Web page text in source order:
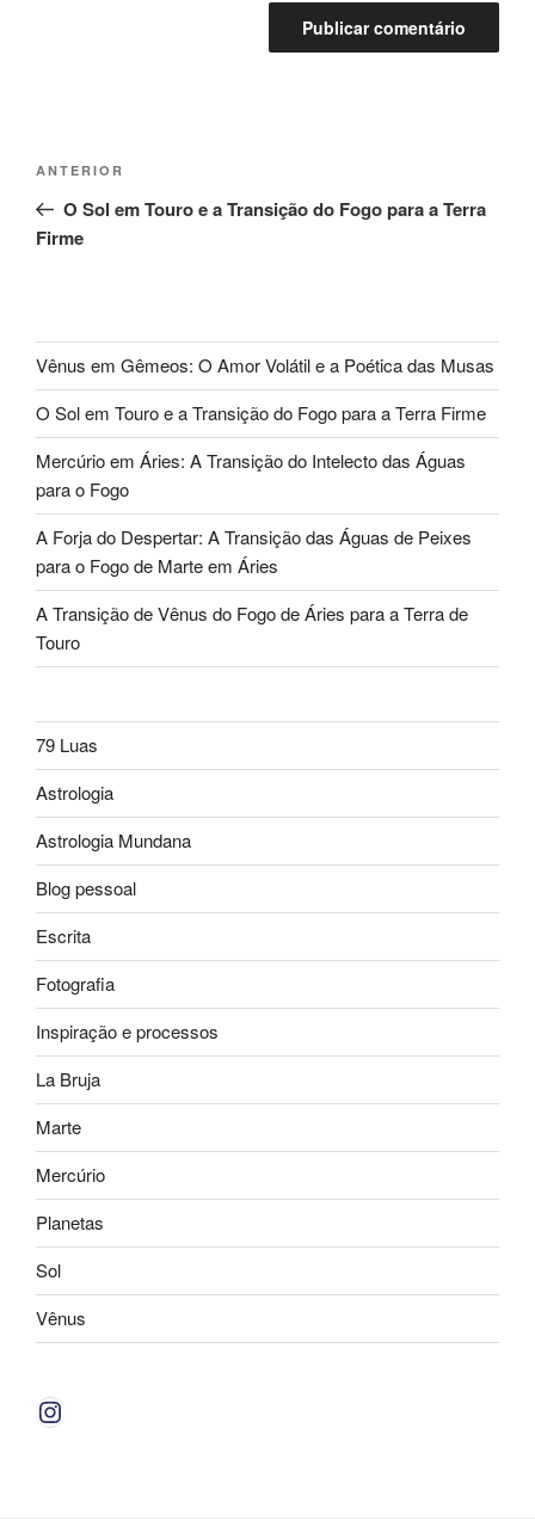
Post
Post
anterior
ANTERIOR
O Sol em Touro e a Transição do Fogo para a Terra
Firme
Vênus em Gêmeos: O Amor Volátil e a Poética das Musas
O Sol em Touro e a Transição do Fogo para a Terra Firme
Mercúrio em Áries: A Transição do Intelecto das Águas
para o Fogo
A Forja do Despertar: A Transição das Águas de Peixes
para o Fogo de Marte em Áries
A Transição de Vênus do Fogo de Áries para a Terra de
Touro
79 Luas
Astrologia
Astrologia Mundana
Blog pessoal
Escrita
Fotografia
Inspiração e processos
La Bruja
Marte
Mercúrio
Planetas
Sol
Vênus
Instagram